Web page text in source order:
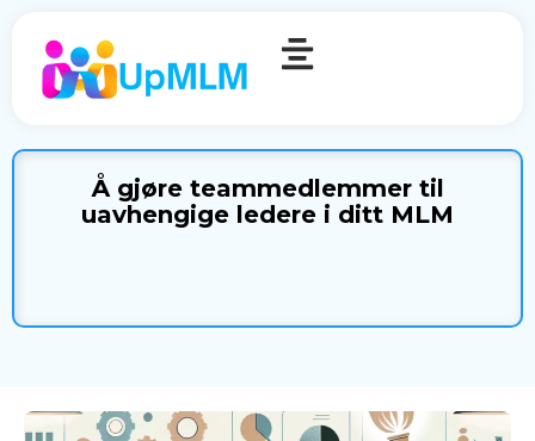
Å gjøre teammedlemmer til
uavhengige ledere i ditt MLM